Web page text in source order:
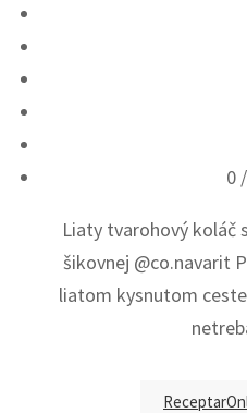
0
Liaty tvarohový koláč
šikovnej @co.navarit
liatom kysnutom